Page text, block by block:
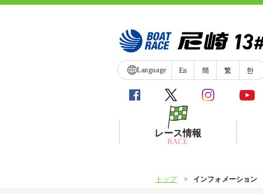
Language En 簡 繁 한
レース情報
RACE
トップ インフォメーション